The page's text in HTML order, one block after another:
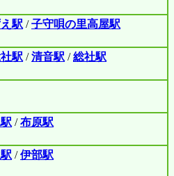
駅 /子守唄の里高屋駅
駅 /清音駅 /総社駅
/布原駅
/伊部駅